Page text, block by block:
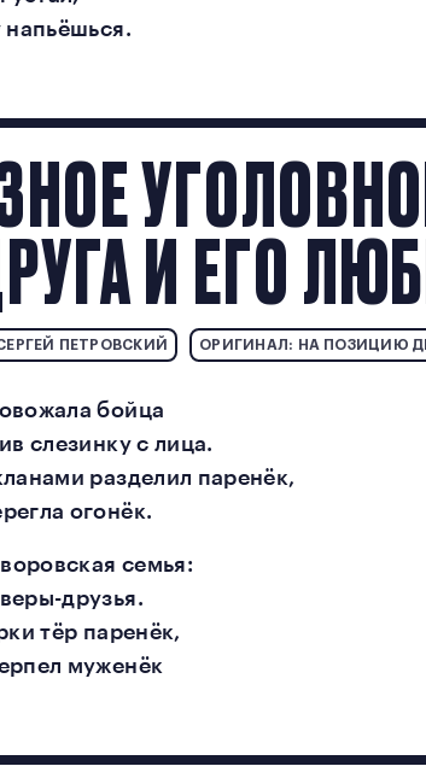
напьёшься.
И ЕГО
ПЕТРОВСКИЙ ОРИГИНАЛ: НА ПОЗИЦИЮ
бойца
слезинку с лица.
разделил паренёк,
огонёк.
семья:
друзья.
тёр паренёк,
муженёк